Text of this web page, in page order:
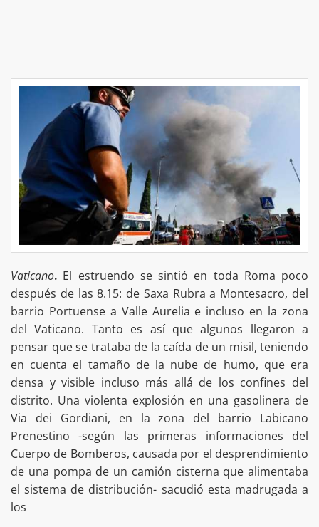
Vaticano. El estruendo se sintió en toda Roma poco
después de las 8.15: de Saxa Rubra a Montesacro, del
barrio Portuense a Valle Aurelia e incluso en la zona
del Vaticano. Tanto es así que algunos llegaron a
pensar que se trataba de la caída de un misil, teniendo
en cuenta el tamaño de la nube de humo, que era
densa y visible incluso más allá de los confines del
distrito. Una violenta explosión en una gasolinera de
Via dei Gordiani, en la zona del barrio Labicano
Prenestino -según las primeras informaciones del
Cuerpo de Bomberos, causada por el desprendimiento
de una pompa de un camión cisterna que alimentaba
el sistema de distribución- sacudió esta madrugada a
los